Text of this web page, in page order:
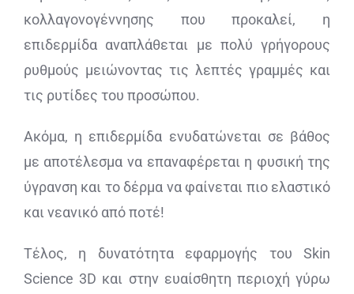
κολλαγονογέννησης που προκαλεί, η
επιδερμίδα αναπλάθεται με πολύ γρήγορους
ρυθμούς μειώνοντας τις λεπτές γραμμές και
τις ρυτίδες του προσώπου.
Ακόμα, η επιδερμίδα ενυδατώνεται σε βάθος
με αποτέλεσμα να επαναφέρεται η φυσική της
ύγρανση και το δέρμα να φαίνεται πιο ελαστικό
και νεανικό από ποτέ!
Τέλος, η δυνατότητα εφαρμογής του Skin
Science 3D και στην ευαίσθητη περιοχή γύρω